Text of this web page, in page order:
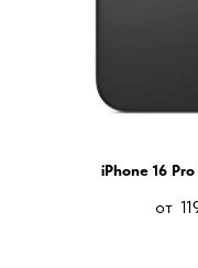
iPhone 16